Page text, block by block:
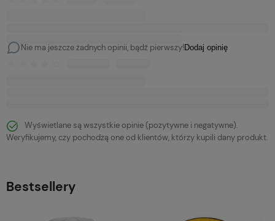
Nie ma jeszcze żadnych opinii, bądź pierwszy! Dodaj opinię
Wyświetlane są wszystkie opinie (pozytywne i negatywne).
Weryfikujemy, czy pochodzą one od klientów, którzy kupili dany produkt.
Bestsellery